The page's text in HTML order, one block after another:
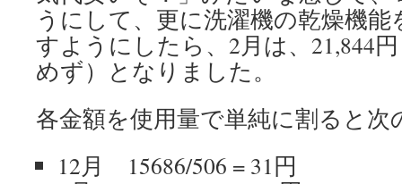
うにして、更に洗濯機の乾燥機
すようにしたら、2月は、21,844
めず）となりました。
各金額を使用量で単純に割ると
12月 15686/506 = 31円